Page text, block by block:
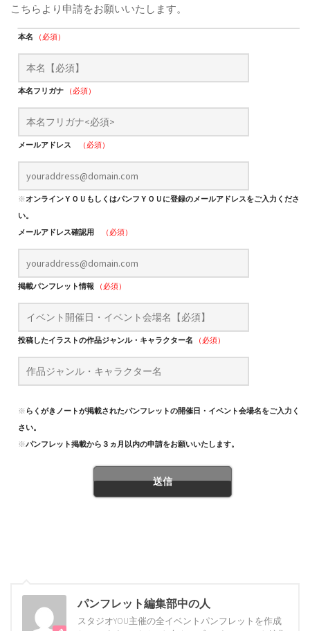
こちらより申請をお願いいたします。
本名 （必須）
本名フリガナ （必須）
メールアドレス （必須）
※オンラインＹＯＵもしくはパンフＹＯＵに登録のメールアドレスをご入力くださ
い。
メールアドレス確認用
（必須）
掲載パンフレット情報 （必須）
投稿したイラストの作品ジャンル・キャラクター名 （必須）
※ らくがきノートが掲載されたパンフレットの開催日・イベント会場名をご入力くだ
さい。
※パンフレット掲載から３ヵ月以内の申請をお願いいたします。
パンフレット編集部中の人
スタジオYOU主催の全イベントパンフレットを作成